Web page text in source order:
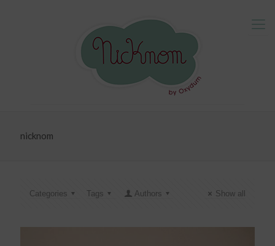
nicknom
Categories Tags Authors Show all